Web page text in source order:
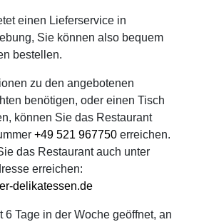
einen Lieferservice in
Sie können also bequem
bestellen.
zu den angebotenen
benötigen, oder einen Tisch
können Sie das Restaurant
+49 521 967750erreichen.
das Restaurant auch unter
erreichen:
delikatessen.de
6 Tage in der Woche geöffnet, an